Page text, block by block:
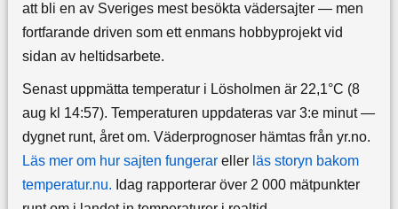
att bli en av Sveriges mest besökta vädersajter — men
fortfarande driven som ett enmans hobbyprojekt vid
sidan av heltidsarbete.
Senast uppmätta temperatur i Lösholmen är 22,1°C (8
aug kl 14:57). Temperaturen uppdateras var 3:e minut —
dygnet runt, året om. Väderprognoser hämtas från yr.no.
Läs mer om hur sajten fungerareller läs storyn bakom
temperatur.nu. Idag rapporterar över 2 000 mätpunkter